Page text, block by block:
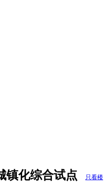
镇化综合试点 只看楼